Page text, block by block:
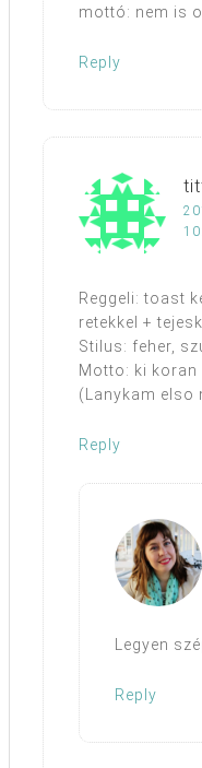
mottó: nem is
Reply
Reggeli: toast
retekkel +
Stilus: feher,
Motto: ki koran
(Lanykam elso
Reply
Legyen
Reply